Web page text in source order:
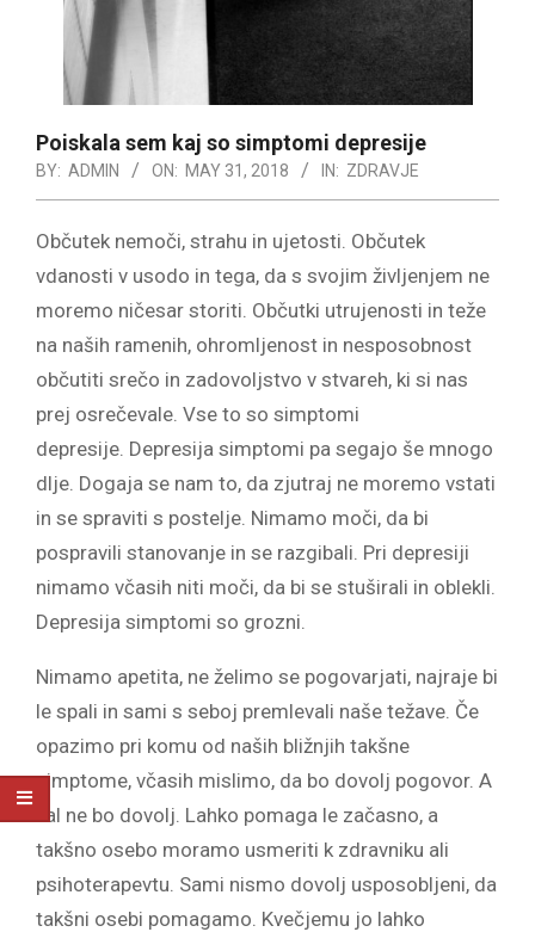
Poiskala sem kaj so simptomi depresije
BY: ADMIN ON: MAY 31, 2018 IN: ZDRAVJE
Občutek nemoči, strahu in ujetosti. Občutek
vdanosti v usodo in tega, da s svojim življenjem ne
moremo ničesar storiti. Občutki utrujenosti in teže
na naših ramenih, ohromljenost in nesposobnost
občutiti srečo in zadovoljstvo v stvareh, ki si nas
prej osrečevale. Vse to so simptomi
depresije. Depresija simptomi pa segajo še mnogo
dlje. Dogaja se nam to, da zjutraj ne moremo vstati
in se spraviti s postelje. Nimamo moči, da bi
pospravili stanovanje in se razgibali. Pri depresiji
nimamo včasih niti moči, da bi se stuširali in oblekli.
Depresija simptomi so grozni.
Nimamo apetita, ne želimo se pogovarjati, najraje bi
le spali in sami s seboj premlevali naše težave. Če
opazimo pri komu od naših bližnjih takšne
simptome, včasih mislimo, da bo dovolj pogovor. A
žal ne bo dovolj. Lahko pomaga le začasno, a
takšno osebo moramo usmeriti k zdravniku ali
psihoterapevtu. Sami nismo dovolj usposobljeni, da
takšni osebi pomagamo. Kvečjemu jo lahko